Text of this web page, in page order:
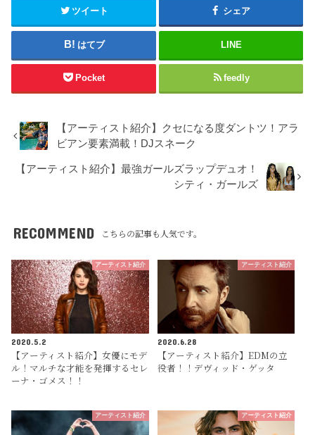
ツイート シェア
はてブ LINE
Pocket feedly
【アーティスト紹介】クセになる度ダントツ！アラ
ビアン要素満載！DJスネーク
【アーティスト紹介】最強ガールズラップデュオ！
シティ・ガールズ
RECOMMEND こちらの記事も人気です。
アーティスト紹介
2020.5.2
【アーティスト紹介】女優にモデ
ル！マルチな才能を発揮するセレ
ーナ・ゴメス！！
アーティスト紹介
2020.6.28
【アーティスト紹介】EDMの立
役者！！デヴィッド・ゲッタ
アーティスト紹介 アーティスト紹介